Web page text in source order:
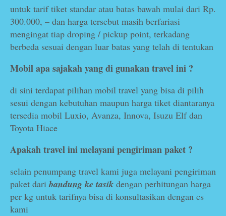
untuk tarif tiket standar atau batas bawah mulai dari Rp.
300.000, – dan harga tersebut masih berfariasi
mengingat tiap droping / pickup point, terkadang
berbeda sesuai dengan luar batas yang telah di tentukan
Mobil apa sajakah yang di gunakan travel ini ?
di sini terdapat pilihan mobil travel yang bisa di pilih
sesui dengan kebutuhan maupun harga tiket diantaranya
tersedia mobil Luxio, Avanza, Innova, Isuzu Elf dan
Toyota Hiace
Apakah travel ini melayani pengiriman paket ?
selain penumpang travel kami juga melayani pengiriman
paket dari bandung ke tasik dengan perhitungan harga
per kg untuk tarifnya bisa di konsultasikan dengan cs
kami